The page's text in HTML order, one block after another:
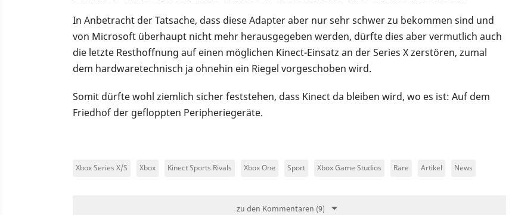
In Anbetracht der Tatsache, dass diese Adapter aber nur sehr schwer zu bekommen sind und
von Microsoft überhaupt nicht mehr herausgegeben werden, dürfte dies aber vermutlich auch
die letzte Resthoffnung auf einen möglichen Kinect-Einsatz an der Series X zerstören, zumal
dem hardwaretechnisch ja ohnehin ein Riegel vorgeschoben wird.
Somit dürfte wohl ziemlich sicher feststehen, dass Kinect da bleiben wird, wo es ist: Auf dem
Friedhof der gefloppten Peripheriegeräte.
Xbox Series X/S Xbox Kinect Sports Rivals Xbox One Sport Xbox Game Studios Rare Artikel News
zu den Kommentaren (9)